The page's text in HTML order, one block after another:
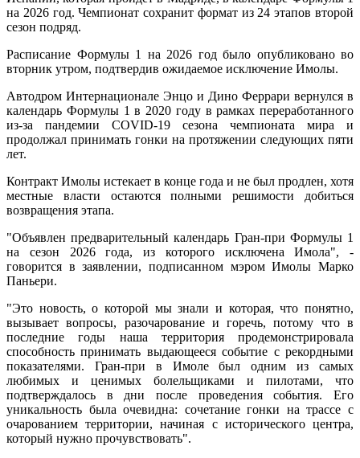
на 2026 год. Чемпионат сохранит формат из 24 этапов второй
сезон подряд.
Расписание Формулы 1 на 2026 год было опубликовано во
вторник утром, подтвердив ожидаемое исключение Имолы.
Автодром Интернационале Энцо и Дино Феррари вернулся в
календарь Формулы 1 в 2020 году в рамках переработанного
из-за пандемии COVID-19 сезона чемпионата мира и
продолжал принимать гонки на протяжении следующих пяти
лет.
Контракт Имолы истекает в конце года и не был продлен, хотя
местные власти остаются полными решимости добиться
возвращения этапа.
"Объявлен предварительный календарь Гран-при Формулы 1
на сезон 2026 года, из которого исключена Имола", -
говорится в заявлении, подписанном мэром Имолы Марко
Паньери.
"Это новость, о которой мы знали и которая, что понятно,
вызывает вопросы, разочарование и горечь, потому что в
последние годы наша территория продемонстрировала
способность принимать выдающееся событие с рекордными
показателями. Гран-при в Имоле был одним из самых
любимых и ценимых болельщиками и пилотами, что
подтверждалось в дни после проведения события. Его
уникальность была очевидна: сочетание гонки на трассе с
очарованием территории, начиная с исторического центра,
который нужно прочувствовать".